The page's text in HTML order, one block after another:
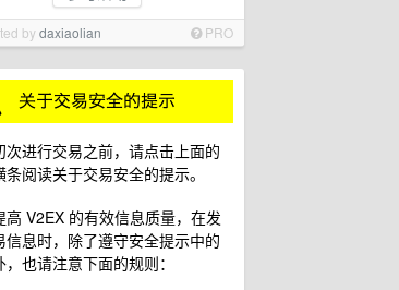
bydaxiaolian PRO
次进行交易之前，请点击上面的
条阅读关于交易安全的提示。
高 V2EX 的有效信息质量，在发
信息时，除了遵守安全提示中的
，也请注意下面的规则：